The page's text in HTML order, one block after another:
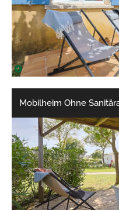
Mobilheim Ohne